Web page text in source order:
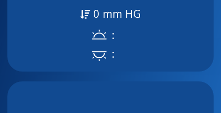
0 mm HG
:
: